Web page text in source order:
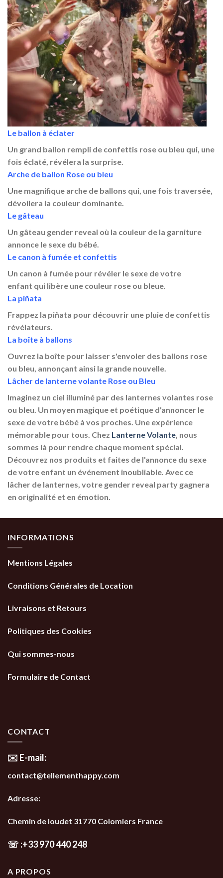
Le ballon à éclater
Un grand ballon rempli de confettis rose ou bleu qui, une
fois éclaté, révélera la surprise.
Arche de ballon Rose ou bleu
Une magnifique arche de ballons qui, une fois traversée,
dévoilera la couleur dominante.
Le gâteau
Un gâteau gender reveal où la couleur de la garniture
annonce le sexe du bébé.
Le canon à fumée et confettis
Un canon à fumée pour révéler le sexe de votre
enfant qui libère une couleur rose ou bleue.
La piñata
Frappez la piñata pour découvrir une pluie de confettis
révélateurs.
La boîte à ballons
Ouvrez la boîte pour laisser s'envoler des ballons rose
ou bleu, annonçant ainsi la grande nouvelle.
Lâcher de lanterne volante Rose ou Bleu
Imaginez un ciel illuminé par des lanternes volantes rose
ou bleu. Un moyen magique et poétique d'annoncer le
sexe de votre bébé à vos proches. Une expérience
mémorable pour tous. Chez Lanterne Volante, nous
sommes là pour rendre chaque moment spécial.
Découvrez nos produits et faites de l'annonce du sexe
de votre enfant un événement inoubliable. Avec ce
lâcher de lanternes, votre gender reveal party gagnera
en originalité et en émotion.
INFORMATIONS
Mentions Légales
Conditions Générales de Location
Livraisons et Retours
Politiques des Cookies
Qui sommes-nous
Formulaire de Contact
CONTACT
✉️ E-mail:
contact@tellementhappy.com
Adresse:
Chemin de loudet 31770 Colomiers France
☏ :+33 970 440 248
A PROPOS